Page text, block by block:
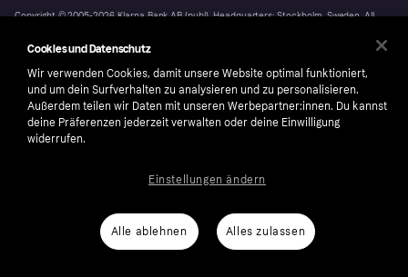
Copyright © 2005-2026 Klarna Bank AB (publ). Headquarters: Stockholm, Sweden. All
Nutzungsbedingungen Cookies Klarna.com
Cookies und Datenschutz
Wir verwenden Cookies, damit unsere Website optimal funktioniert,
und um dein Surfverhalten zu analysieren und zu personalisieren.
Außerdem teilen wir Daten mit unseren Werbepartner:innen. Du kannst
deine Präferenzen jederzeit verwalten oder deine Einwilligung
widerrufen.
Alle ablehnen Alles zulassen
Einstellungen ändern